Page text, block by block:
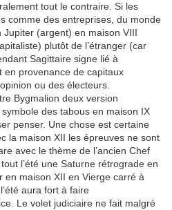
tout le contraire. Si les
comme des entreprises, du monde
Jupiter (argent) en maison VIII
plutôt de l’étranger (car
Sagittaire signe lié à
en provenance de capitaux
ou des électeurs.
Bygmalion deux version
des tabous en maison IX
penser. Une chose est certaine
la maison XII les épreuves ne sont
avec le thème de l’ancien Chef
l’été une Saturne rétrograde en
en maison XII en Vierge carré à
aura fort à faire
Le volet judiciaire ne fait malgré